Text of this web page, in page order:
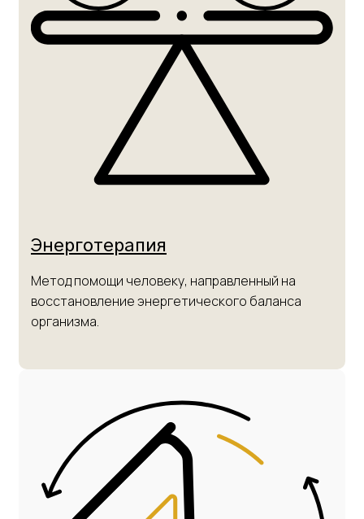
Энерготерапия
Метод помощи человеку, направленный на
восстановление энергетического баланса
организма.